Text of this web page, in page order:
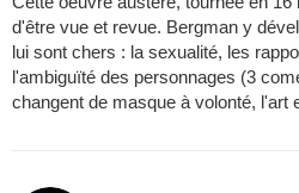
d'être vue et revue. Bergman y
lui sont chers : la sexualité, les
l'ambiguïté des personnages (3
changent de masque à volonté, l'art